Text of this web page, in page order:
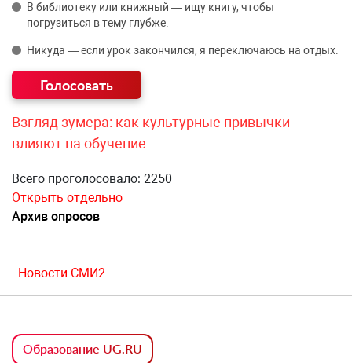
В библиотеку или книжный — ищу книгу, чтобы
погрузиться в тему глубже.
Никуда — если урок закончился, я переключаюсь на отдых.
Взгляд зумера: как культурные привычки
влияют на обучение
Всего проголосовало: 2250
Открыть отдельно
Архив опросов
Новости СМИ2
Образование UG.RU